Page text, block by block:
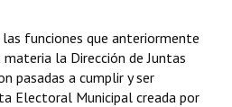
las funciones que anteriormente
la Dirección de Juntas
pasadas a cumplir y ser
Electoral Municipal creada por